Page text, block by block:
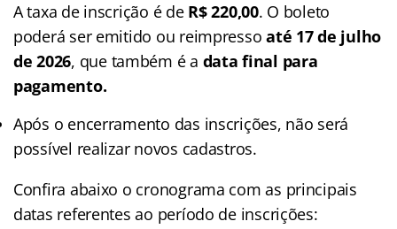
A taxa de inscrição é de R$ 220,00. O boleto
poderá ser emitido ou reimpressoaté 17 de julho
de 2026, que também é a data final para
pagamento.
Após o encerramento das inscrições, não será
possível realizar novos cadastros.
Confira abaixo o cronograma com as principais
datas referentes ao período de inscrições: